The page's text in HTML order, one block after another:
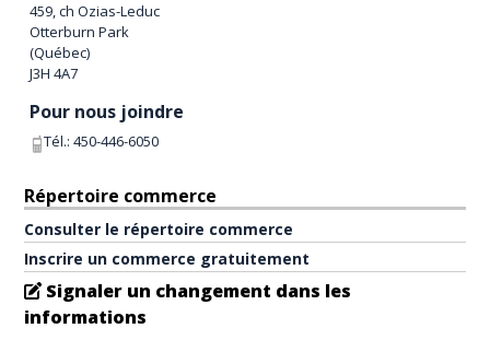
459, ch Ozias-Leduc
Otterburn Park
(Québec)
J3H 4A7
Pour nous joindre
Tél.:450-446-6050
Répertoire commerce
Consulter le répertoire commerce
Inscrire un commerce gratuitement
Signaler un changement dans les
informations